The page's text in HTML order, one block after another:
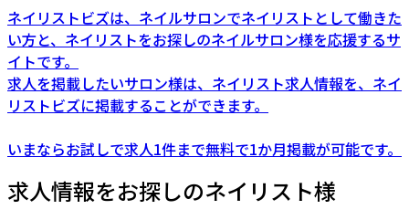
ネイリストビズは、ネイルサロンでネイリストとして働きた
い方と、ネイリストをお探しのネイルサロン様を応援するサ
イトです。
求人を掲載したいサロン様は、ネイリスト求人情報を、ネイ
リストビズに掲載することができます。
いまならお試しで求人1件まで無料で1か月掲載が可能です。
求人情報をお探しのネイリスト様